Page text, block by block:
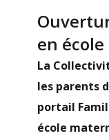
en
La
les parents
portail
école